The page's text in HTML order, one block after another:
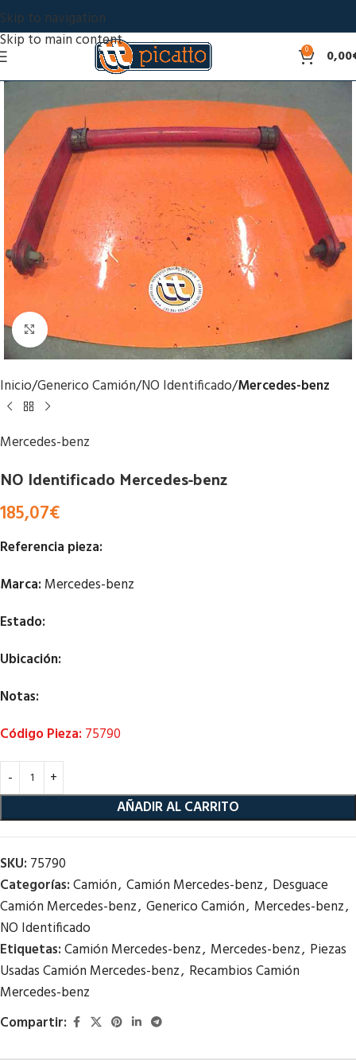
Skip to navigation
Skip to main content
0 0,00
Click to enlarge
Inicio Generico Camión NO Identificado Mercedes-benz
Mercedes-benz
NO Identificado Mercedes-benz
185,07€
Referencia pieza:
Marca: Mercedes-benz
Estado:
Ubicación:
Notas:
Código Pieza: 75790
AÑADIR AL CARRITO
SKU: 75790
Categorías:Camión, Camión Mercedes-benz, Desguace
Camión Mercedes-benz, Generico Camión, Mercedes-benz,
NO Identificado
Etiquetas:Camión Mercedes-benz, Mercedes-benz, Piezas
Usadas Camión Mercedes-benz, Recambios Camión
Mercedes-benz
Compartir: